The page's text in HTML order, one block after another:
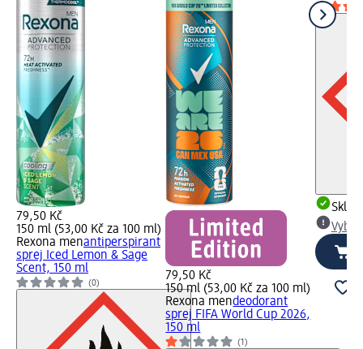
79,50 Kč
150 ml (53,00 Kč za 100 ml)
Rexona menantiperspirant
sprej Iced Lemon & Sage
Scent, 150 ml
(0)
79,50 Kč
150 ml (53,00 Kč za 100 ml)
Rexona mendeodorant
sprej FIFA World Cup 2026,
150 ml
(1)